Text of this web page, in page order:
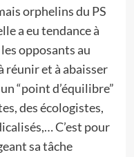
orphelins du PS
a eu tendance à
opposants au
réunir et à abaisser
“point d’équilibre”
des écologistes,
C’est pour
sa tâche